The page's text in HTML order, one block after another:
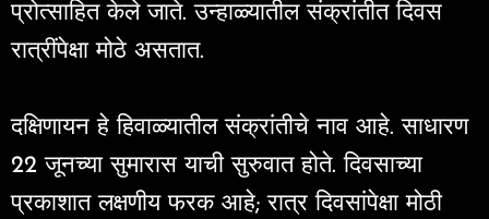
प्रोत्साहित केले जाते. उन्हाळ्यातील संक्रांतीत दिवस
रात्रींपेक्षा मोठे असतात.
दक्षिणायन हे हिवाळ्यातील संक्रांतीचे नाव आहे. साधारण
22 जूनच्या सुमारास याची सुरुवात होते. दिवसाच्या
प्रकाशात लक्षणीय फरक आहे; रात्र दिवसांपेक्षा मोठी